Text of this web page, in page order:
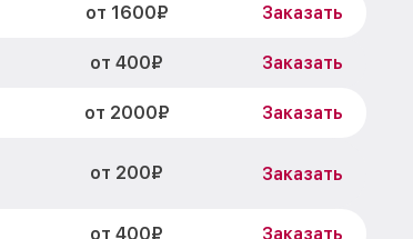
от 1600₽ Заказать
от 400₽ Заказать
от 2000₽ Заказать
от 200₽ Заказать
от 400₽ Заказать